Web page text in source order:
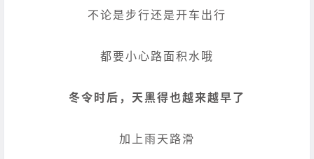
不论是步行还是开车出行
都要小心路面积水哦
冬令时后，天黑得也越来越早了
加上雨天路滑